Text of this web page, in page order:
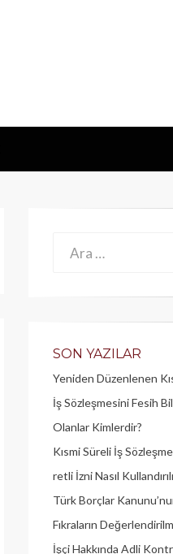
Ara:
SON YAZILAR
Yeniden Düzenlenen
İş Sözleşmesini Fesih
Olanlar Kimlerdir?
Kısmi Süreli İş
retli İzni Nasıl
Türk Borçlar
Fıkraların
İşçi Hakkında Adli